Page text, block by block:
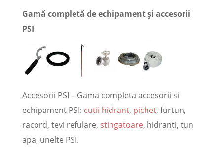
Gamă completă de echipament și accesorii
PSI
Accesorii PSI – Gama completa accesorii si
echipament PSI: cutii hidrant, pichet, furtun,
racord, tevi refulare, stingatoare, hidranti, tun
apa, unelte PSI.